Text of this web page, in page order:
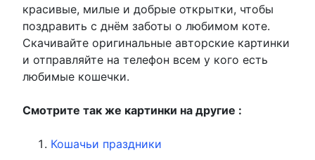
красивые, милые и добрые открытки, чтобы
поздравить с днём заботы о любимом коте.
Скачивайте оригинальные авторские картинки
и отправляйте на телефон всем у кого есть
любимые кошечки.
Смотрите так же картинки на другие :
Кошачьи праздники